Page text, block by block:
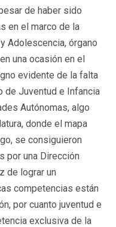
de haber sido
en el marco de la
Adolescencia, órgano
una ocasión en el
evidente de la falta
Juventud e Infancia
Autónomas, algo
donde el mapa
se consiguieron
por una Dirección
de lograr un
competencias están
por cuanto juventud e
exclusiva de la